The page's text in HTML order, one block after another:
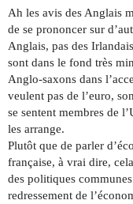
Ah les avis des Anglais
de se prononcer sur
Anglais, pas des
sont dans le fond très
Anglo-saxons dans
veulent pas de l’euro,
se sentent membres de
les arrange.
Plutôt que de parler
française, à vrai dire,
des politiques
redressement de